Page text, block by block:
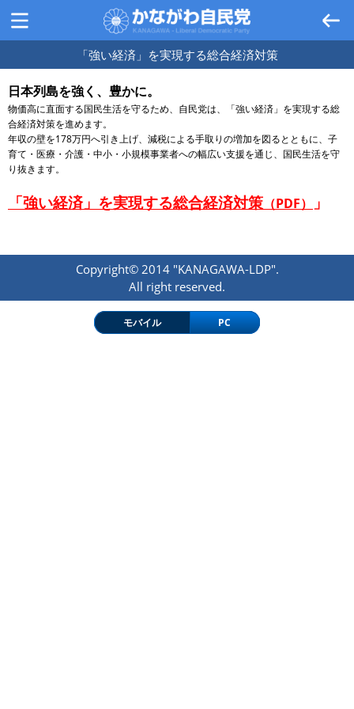
「強い経済」を実現する総合経済対策
日本列島を強く、豊かに。
物価高に直面する国民生活を守るため、自民党は、「強い経済」を実現する総
合経済対策を進めます。
年収の壁を178万円へ引き上げ、減税による手取りの増加を図るとともに、子
育て・医療・介護・中小・小規模事業者への幅広い支援を通じ、国民生活を守
り抜きます。
「強い経済」を実現する総合経済対策 （PDF） 」
Copyright© 2014 "KANAGAWA-LDP".
All right reserved.
モバイル PC